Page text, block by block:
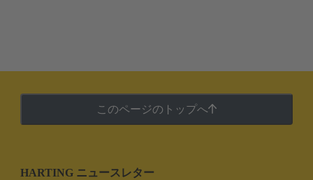
このページのトップへ
HARTING ニュースレター